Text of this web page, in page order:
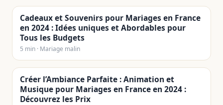
Cadeaux et Souvenirs pour Mariages en France
en 2024 : Idées uniques et Abordables pour
Tous les Budgets
5 min · Mariage malin
Créer l’Ambiance Parfaite : Animation et
Musique pour Mariages en France en 2024 :
Découvrez les Prix